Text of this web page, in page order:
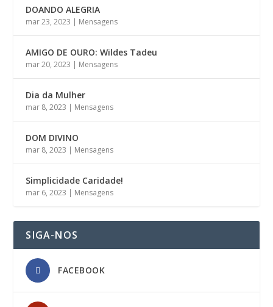
DOANDO ALEGRIA
mar 23, 2023 | Mensagens
AMIGO DE OURO: Wildes Tadeu
mar 20, 2023 | Mensagens
Dia da Mulher
mar 8, 2023 | Mensagens
DOM DIVINO
mar 8, 2023 | Mensagens
Simplicidade Caridade!
mar 6, 2023 | Mensagens
SIGA-NOS
FACEBOOK